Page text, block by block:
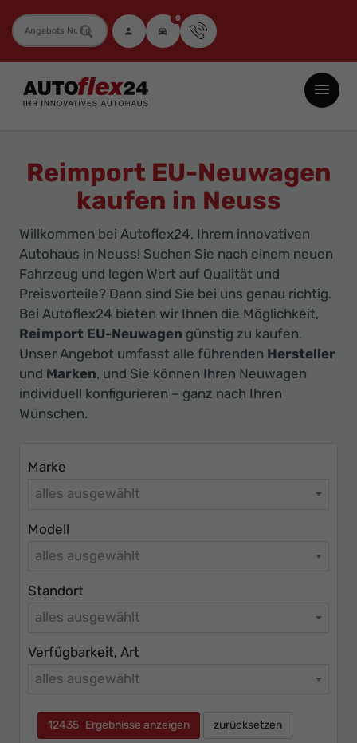
Fahrzeugnummer 0
Autoflex24
GmbH
Neuwagen
Jahreswagen
Gebrauchtwagen
zu
Top-
Preisen
-
Ihr
Innovatives
Autohaus
Reimport EU-Neuwagen
kaufen in Neuss
Willkommen bei Autoflex24, Ihrem innovativen
Autohaus in Neuss! Suchen Sie nach einem neuen
Fahrzeug und legen Wert auf Qualität und
Preisvorteile? Dann sind Sie bei uns genau richtig.
Bei Autoflex24 bieten wir Ihnen die Möglichkeit,
Reimport EU-Neuwagen günstig zu kaufen.
Unser Angebot umfasst alle führenden Hersteller
und Marken, und Sie können Ihren Neuwagen
individuell konfigurieren – ganz nach Ihren
Wünschen.
Marke
alles ausgewählt
Modell
alles ausgewählt
Standort
alles ausgewählt
Verfügbarkeit, Art
alles ausgewählt
12435 Ergebnisse anzeigen zurücksetzen